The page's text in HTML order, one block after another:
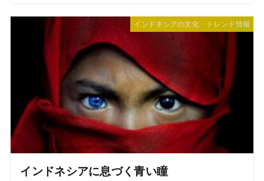
インドネシアの文化・トレンド情報
インドネシアに息づく青い瞳